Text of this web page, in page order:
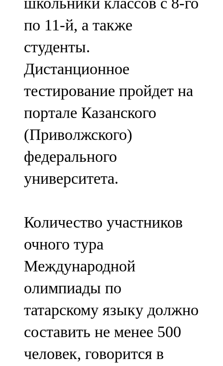
по 11-й, а также
студенты.
Дистанционное
тестирование пройдет на
портале Казанского
(Приволжского)
федерального
университета.
Количество участников
очного тура
Международной
олимпиады по
татарскому языку должно
составить не менее 500
человек, говорится в